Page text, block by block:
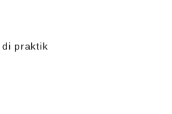
di praktik